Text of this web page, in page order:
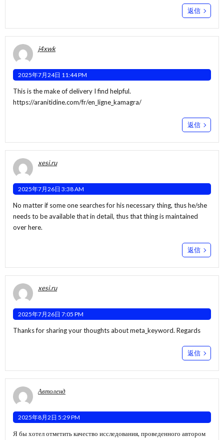
返信
j4xwk
2025年7月24日 11:44 PM
This is the make of delivery I find helpful.
https://aranitidine.com/fr/en_ligne_kamagra/
返信
xesi.ru
2025年7月26日 3:38 AM
No matter if some one searches for his necessary thing, thus he/she
needs to be available that in detail, thus that thing is maintained
over here.
返信
xesi.ru
2025年7月26日 7:05 PM
Thanks for sharing your thoughts about meta_keyword. Regards
返信
Автоленд
2025年8月2日 5:29 PM
Я бы хотел отметить качество исследования, проведенного автором